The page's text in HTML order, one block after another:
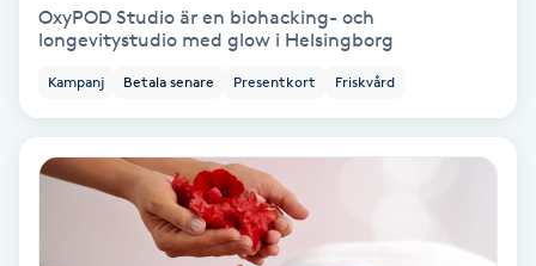
Bottenfärg
Brynformning
Brynfärgning
Brynplockning
OxyPOD Studio är en biohacking- och
longevitystudio med glow i Helsingborg
Kampanj Betala senare Presentkort Friskvård